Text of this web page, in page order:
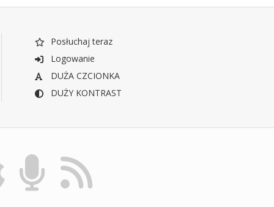
Posłuchaj teraz
Logowanie
DUŻA CZCIONKA
DUŻY KONTRAST